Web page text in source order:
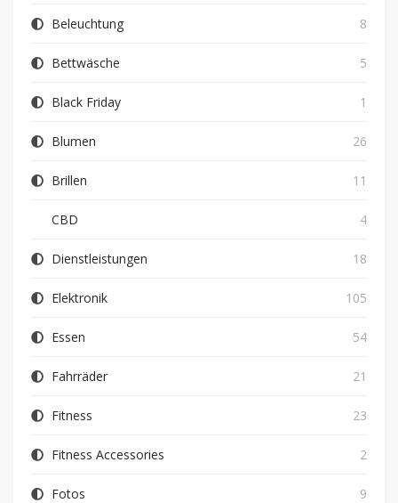
Beleuchtung 8
Bettwäsche 5
Black Friday 1
Blumen 26
Brillen 11
CBD 4
Dienstleistungen 18
Elektronik 105
Essen 54
Fahrräder 21
Fitness 23
Fitness Accessories 2
Fotos 9